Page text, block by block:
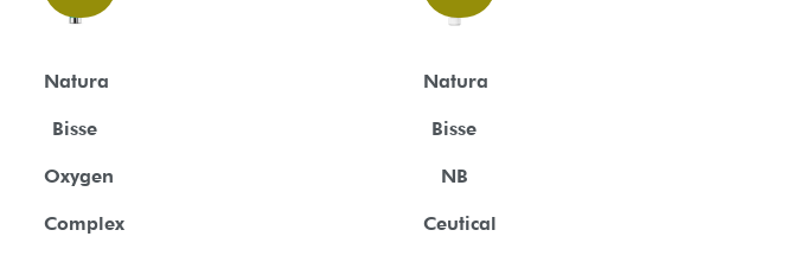
Natura
Bisse
Oxygen
Complex
Natura
Bisse
NB
Ceutical